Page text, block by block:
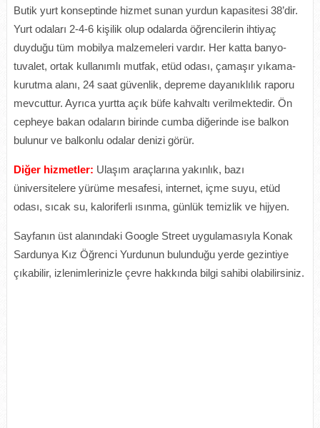
Butik yurt konseptinde hizmet sunan yurdun kapasitesi 38’dir.
Yurt odaları 2-4-6 kişilik olup odalarda öğrencilerin ihtiyaç
duyduğu tüm mobilya malzemeleri vardır. Her katta banyo-
tuvalet, ortak kullanımlı mutfak, etüd odası, çamaşır yıkama-
kurutma alanı, 24 saat güvenlik, depreme dayanıklılık raporu
mevcuttur. Ayrıca yurtta açık büfe kahvaltı verilmektedir. Ön
cepheye bakan odaların birinde cumba diğerinde ise balkon
bulunur ve balkonlu odalar denizi görür.
Diğer hizmetler: Ulaşım araçlarına yakınlık, bazı
üniversitelere yürüme mesafesi, internet, içme suyu, etüd
odası, sıcak su, kaloriferli ısınma, günlük temizlik ve hijyen.
Sayfanın üst alanındaki Google Street uygulamasıyla Konak
Sardunya Kız Öğrenci Yurdunun bulunduğu yerde gezintiye
çıkabilir, izlenimlerinizle çevre hakkında bilgi sahibi olabilirsiniz.